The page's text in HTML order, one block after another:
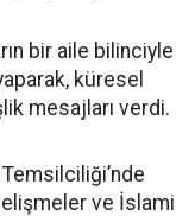
bir aile bilinciyle
küresel
mesajları verdi.
ve İslami